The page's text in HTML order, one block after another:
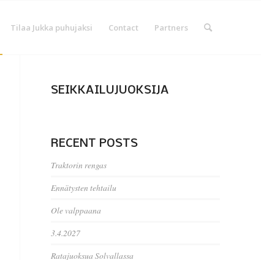
Tilaa Jukka puhujaksi Contact Partners
SEIKKAILUJUOKSIJA
RECENT POSTS
Traktorin rengas
Ennätysten tehtailu
Ole valppaana
3.4.2027
Ratajuoksua Solvallassa